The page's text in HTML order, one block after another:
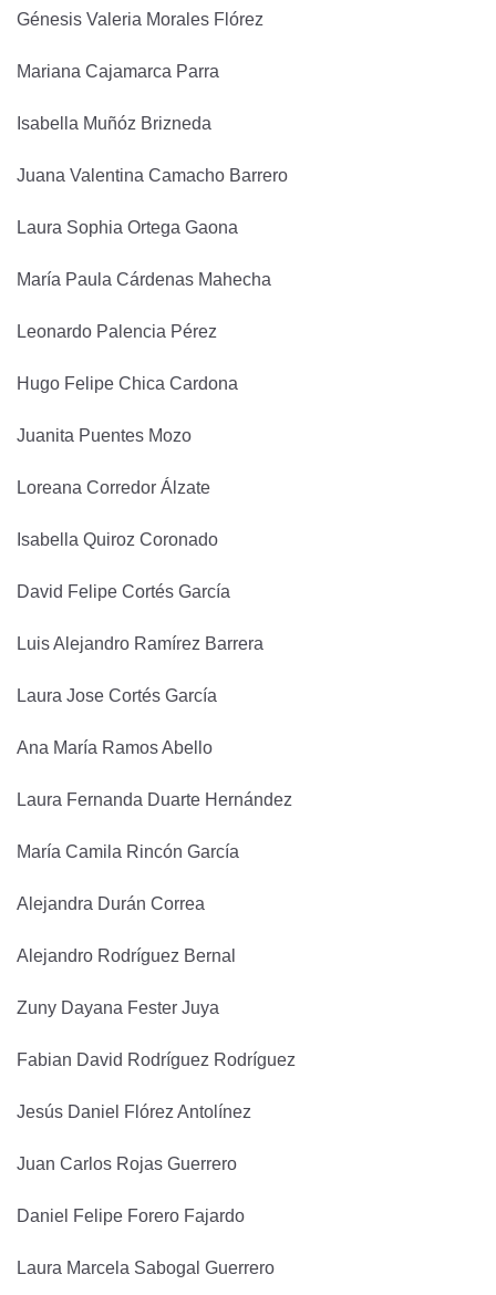
Génesis Valeria Morales Flórez
Mariana Cajamarca Parra
Isabella Muñóz Brizneda
Juana Valentina Camacho Barrero
Laura Sophia Ortega Gaona
María Paula Cárdenas Mahecha
Leonardo Palencia Pérez
Hugo Felipe Chica Cardona
Juanita Puentes Mozo
Loreana Corredor Álzate
Isabella Quiroz Coronado
David Felipe Cortés García
Luis Alejandro Ramírez Barrera
Laura Jose Cortés García
Ana María Ramos Abello
Laura Fernanda Duarte Hernández
María Camila Rincón García
Alejandra Durán Correa
Alejandro Rodríguez Bernal
Zuny Dayana Fester Juya
Fabian David Rodríguez Rodríguez
Jesús Daniel Flórez Antolínez
Juan Carlos Rojas Guerrero
Daniel Felipe Forero Fajardo
Laura Marcela Sabogal Guerrero